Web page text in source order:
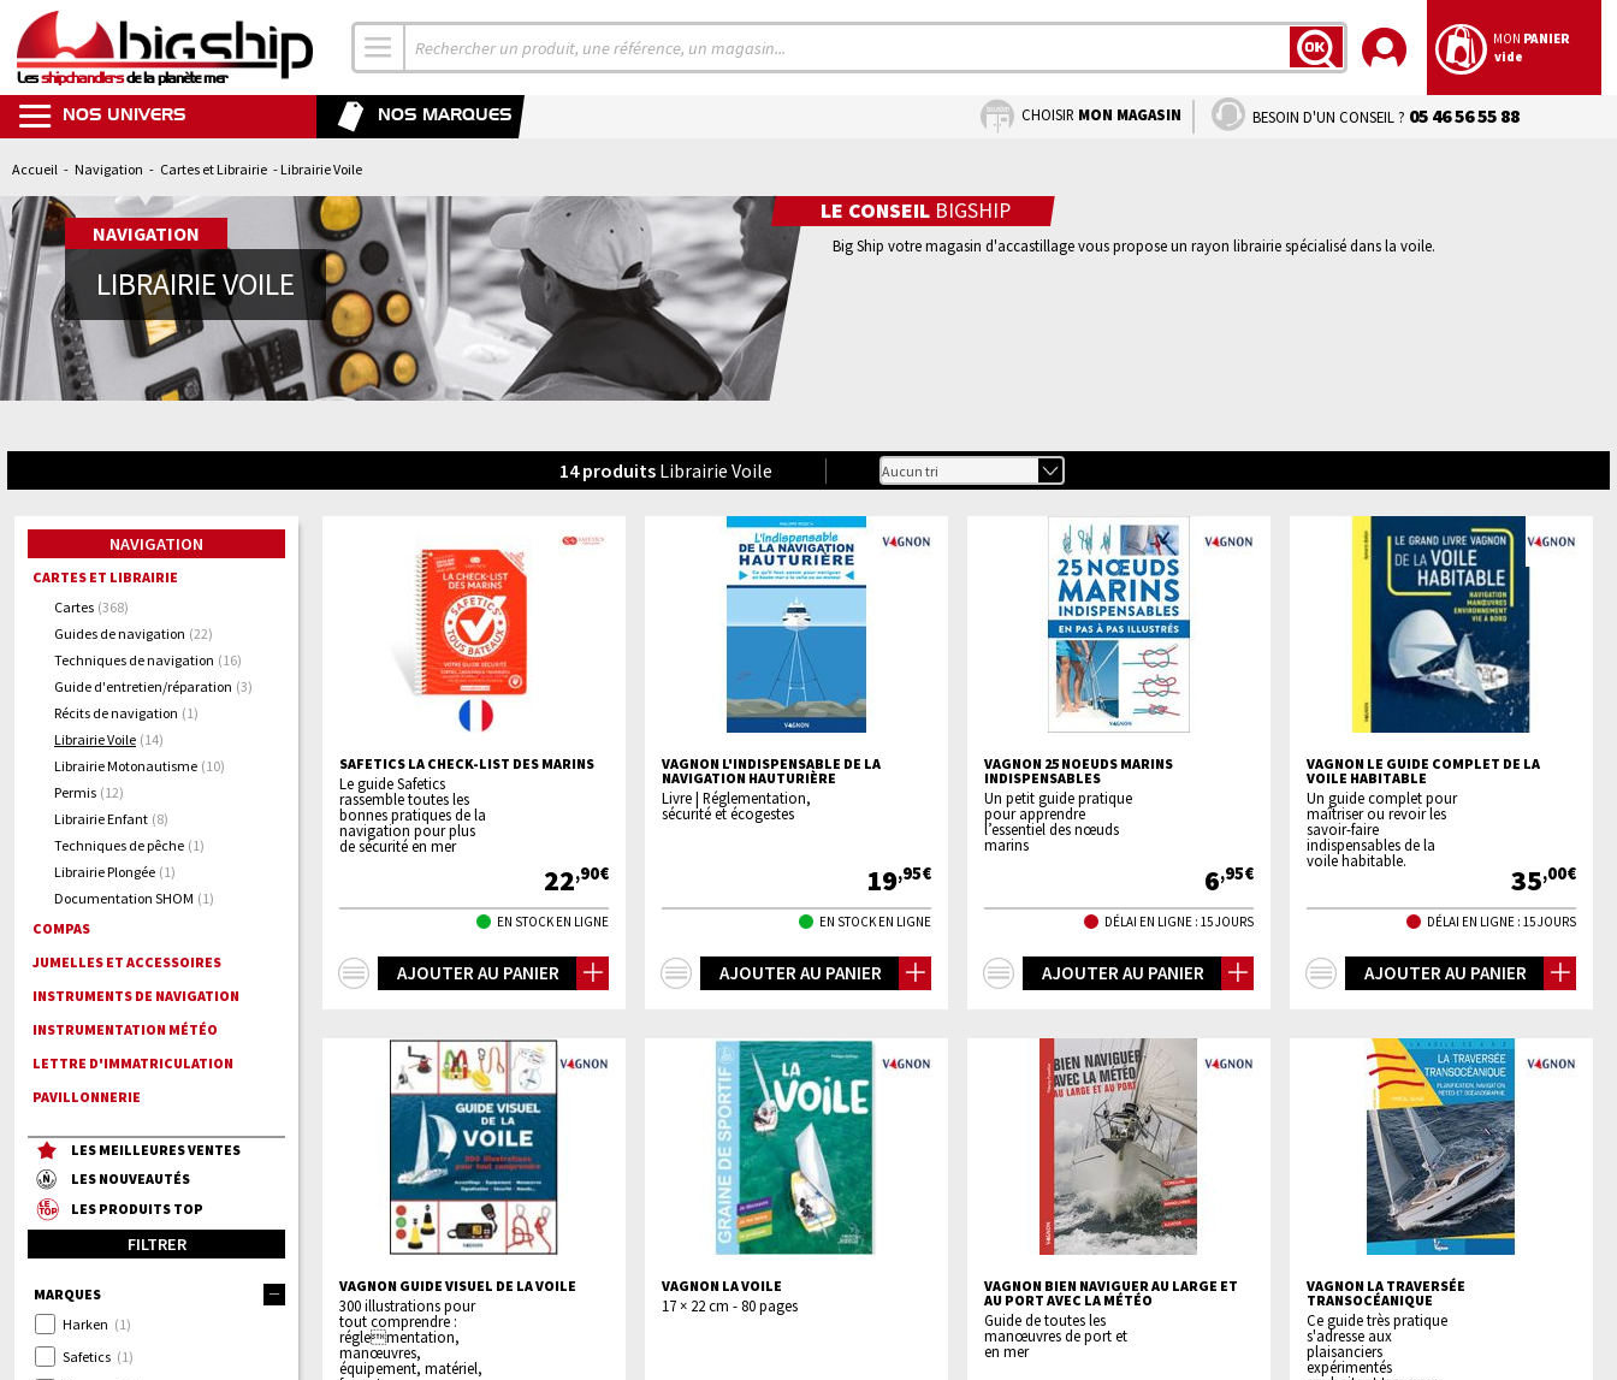
Lesshipchandlersde la planète mer
LANCER
MON PANIER
vide
NOS UNIVERS NOS MARQUES CHOISIR MON MAGASIN BESOIN D'UN CONSEIL ? 05 46 56 55 88
Accueil - Navigation - Cartes et Librairie - Librairie Voile
LE CONSEIL BIGSHIP
Big Ship votre magasin d'accastillage vous propose un rayon librairie spécialisé dans la voile.
NAVIGATION
LIBRAIRIE VOILE
14produits Librairie Voile
NAVIGATION
CARTES ET LIBRAIRIE
Cartes (368)
Guides de navigation (22)
Techniques de navigation (16)
Guide d'entretien/réparation (3)
Récits de navigation (1)
Librairie Voile (14)
Librairie Motonautisme (10)
Permis (12)
Librairie Enfant (8)
Techniques de pêche (1)
Librairie Plongée (1)
Documentation SHOM (1)
COMPAS
JUMELLES ET ACCESSOIRES
INSTRUMENTS DE NAVIGATION
INSTRUMENTATION MÉTÉO
LETTRE D'IMMATRICULATION
PAVILLONNERIE
LES MEILLEURES VENTES
LES NOUVEAUTÉS
LES PRODUITS TOP
FILTRER
MARQUES
Harken (1)
Safetics (1)
SAFETICS LA CHECK-LIST DES MARINS
Le guide Safetics
rassemble toutes les
bonnes pratiques de la
navigation pour plus
de sécurité en mer
22,90€
EN STOCK EN LIGNE
AJOUTER AU PANIER
VAGNON L'INDISPENSABLE DE LA
NAVIGATION HAUTURIÈRE
Livre | Réglementation,
sécurité et écogestes
19,95€
EN STOCK EN LIGNE
AJOUTER AU PANIER
VAGNON 25 NOEUDS MARINS
INDISPENSABLES
Un petit guide pratique
pour apprendre
l’essentiel des nœuds
marins
6,95€
DÉLAI EN LIGNE : 15 JOURS
AJOUTER AU PANIER
VAGNON LE GUIDE COMPLET DE LA
VOILE HABITABLE
Un guide complet pour
maîtriser ou revoir les
savoir-faire
indispensables de la
voile habitable.
35,00€
DÉLAI EN LIGNE : 15 JOURS
AJOUTER AU PANIER
VAGNON GUIDE VISUEL DE LA VOILE
300 illustrations pour
tout comprendre :
réglementation,
manœuvres,
équipement, matériel,
VAGNON LA VOILE
17 × 22 cm - 80 pages
VAGNON BIEN NAVIGUER AU LARGE ET
AU PORT AVEC LA MÉTÉO
Guide de toutes les
manœuvres de port et
en mer
VAGNON LA TRAVERSÉE
TRANSOCÉANIQUE
Ce guide très pratique
s'adresse aux
plaisanciers
expérimentés